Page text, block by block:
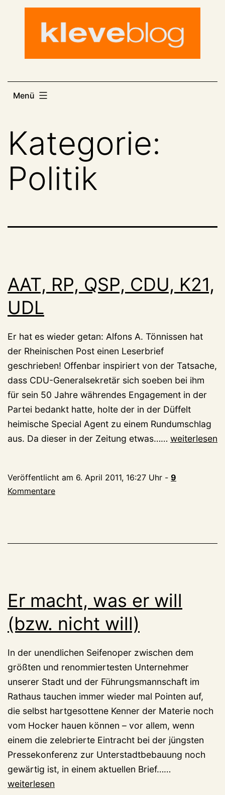
Menü
Kategorie:
Politik
AAT, RP, QSP, CDU, K21,
UDL
Er hat es wieder getan: Alfons A. Tönnissen hat
der Rheinischen Post einen Leserbrief
geschrieben! Offenbar inspiriert von der Tatsache,
dass CDU-Generalsekretär sich soeben bei ihm
für sein 50 Jahre währendes Engagement in der
Partei bedankt hatte, holte der in der Düffelt
heimische Special Agent zu einem Rundumschlag
aus. Da dieser in der Zeitung etwas…… AAT,
CDU,
weiterlesen
Veröffentlicht am 6. April 2011, 16:27 Uhr - 9
Kommentare
Er macht, was er will
(bzw. nicht will)
In der unendlichen Seifenoper zwischen dem
größten und renommiertesten Unternehmer
unserer Stadt und der Führungsmannschaft im
Rathaus tauchen immer wieder mal Pointen auf,
die selbst hartgesottene Kenner der Materie noch
vom Hocker hauen können – vor allem, wenn
einem die zelebrierte Eintracht bei der jüngsten
Pressekonferenz zur Unterstadtbebauung noch
gewärtig ist, in einem aktuellen Brief……
weiterlesen